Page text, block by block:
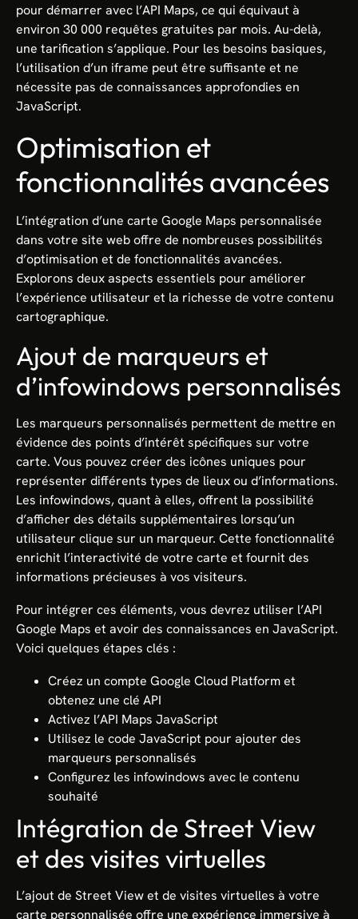
pour démarrer avec l’API Maps, ce qui équivaut à
environ 30 000 requêtes gratuites par mois. Au-delà,
une tarification s’applique. Pour les besoins basiques,
l’utilisation d’un iframe peut être suffisante et ne
nécessite pas de connaissances approfondies en
JavaScript.
Optimisation et
fonctionnalités avancées
L’intégration d’une carte Google Maps personnalisée
dans votre site web offre de nombreuses possibilités
d’optimisation et de fonctionnalités avancées.
Explorons deux aspects essentiels pour améliorer
l’expérience utilisateur et la richesse de votre contenu
cartographique.
Ajout de marqueurs et
d’infowindows personnalisés
Les marqueurs personnalisés permettent de mettre en
évidence des points d’intérêt spécifiques sur votre
carte. Vous pouvez créer des icônes uniques pour
représenter différents types de lieux ou d’informations.
Les infowindows, quant à elles, offrent la possibilité
d’afficher des détails supplémentaires lorsqu’un
utilisateur clique sur un marqueur. Cette fonctionnalité
enrichit l’interactivité de votre carte et fournit des
informations précieuses à vos visiteurs.
Pour intégrer ces éléments, vous devrez utiliser l’API
Google Maps et avoir des connaissances en JavaScript.
Voici quelques étapes clés :
Créez un compte Google Cloud Platform et
obtenez une clé API
Activez l’API Maps JavaScript
Utilisez le code JavaScript pour ajouter des
marqueurs personnalisés
Configurez les infowindows avec le contenu
souhaité
Intégration de Street View
et des visites virtuelles
L’ajout de Street View et de visites virtuelles à votre
carte personnalisée offre une expérience immersive à